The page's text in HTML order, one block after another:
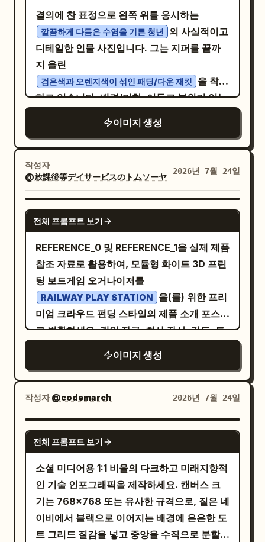
기를 뺀다. 참고 사항 추가: "※살짝 단단하게
익히는 것이 포인트!". 조리 과정 블록: 주황색
리본 헤더 "作り方". 일본어 조리 설명이 포함
된 7개의 주황색 번호 원을 표시하세요: 1) 양배
추는 큼직하게 썰고, 피망은 세로로 한입 크기
로 채 썬다. 마늘은 얇게 슬라이스한다. 2) 프라
이팬에 식용유를 두르고 중불에서 마늘을 볶는
다. 향이 올라오면 감자를 넣고 노릇해질 때까
지 볶는다. 3) 피망을 넣고 가볍게 볶는다. 4)
양배추를 넣고 강한 중불에서 아삭함이 살아있
도록 볶는다. 5) 닭고기 육수 분말을 넣고 전체
적으로 잘 섞으며 볶는다. 6) 간장을 냄비 가장
자리에 둘러 넣고 빠르게 섞는다. 참기름을 둘
러 풍미를 더한다. 7) 소금과 후추로 간을 맞추
고 전체적으로 가볍게 섞어 완성! 이 블록 오른
쪽 하단 근처에 야채가 튀어 오르는 작은 프라
이팬 일러스트와 손글씨 메모 "強火でサッと
炒めてシャキッ！"(강불에 빠르게 볶아 아삭
하게!)를 추가하세요. 조리 팁 블록: 반짝임 효
과가 있는 노란색-주황색 헤더 "スタミナを盛
る裏技". 주황색 체크 아이콘과 오른쪽에 작은
일러스트가 포함된 3개의 팁 행을 포함하세요:
1) "마늘은 '향을 충분히 내기'"(마늘 일러스
트), 2) "감자는 '노릇하게 굽기'"(감자 일러스
트), 3) "마무리 참기름으로 풍미 UP!"("참기
름" 라벨이 붙은 참기름 병 일러스트). 각 팁 아
래에 짧은 일본어 설명 텍스트를 사용하세요.
き方のメモ". "따뜻할 때 드세요! 밥도둑 반찬
으로 스태미나 만점♪" 텍스트와 3개의 녹색 체
크 불렛 포인트 포함: 1) 흰 쌀밥과 환상의 궁합!
2) 도시락 반찬으로도 최고! 3) 식어도 맛있어
“README_fr-FR.md”, “README_hi-
IN.md”, “README_it-IT.md”,
“README_ja-JP.md”, “README_ko-
KR.md”, “README_pt-BR.md”,
“README_pt-PT.md”, “README_th-
“README_vi-VN.md”, “README_zh-
TW.md”, “README_zh.md”,
“package.json”, “pnpm-lock.yaml” 파일
21개, 공간이 허용된다면 하단에
“README_zh.md”를 선택된 파일로 강조 표
시하세요. 상단 헤더 세부 정보: 이동 경로는
README_zh.md”로 표시합니다.
“Preview”, “Code”, “Blame” 탭/버튼과
“5872 lines (3723 loc) · 362 KB”와 유사한
메타데이터 텍스트를 포함하세요. 오른쪽에는
“Raw” 및 작은 아이콘 버튼을 포함한 간결한
터 콘텐츠: 포스터는 Meta Quest 3
깔끔한 제품 분해 인포그래픽입니다. 부드러운
파스텔 라벤더-블루 배경, 왼쪽 상단에 Meta
인피니티 로고와 “Meta Quest 3” 타이틀, 그
아래에 일본어 부제목 텍스트, 그리고 VR 헤드
모습입니다. 위에서 아래로 정확히 9개의 주요
구성 요소 레이어를 배치하세요: 1 흰색 곡선 전
면 페이스플레이트, 2 주변에 떠 있는 작은 센
서/카메라 모듈, 3 검은색 내부 프레임, 4
Snapdragon XR2 Gen 2 라벨이 붙은 중앙 메
인보드, 5 듀얼 팬케이크 렌즈 어셈블리, 6 측
인터페이스 전체에 일본어 UI 레이블을 사용하
세요. 상단 제목 영역의 파일 이름은
Udemy_Power-Automate-Basic-
Material.pptx
로 표시하고, 그 뒤에 일본어 최종 업데이트 메
모와 시간을 기재하세요. 상단 리본에는 파일,
홈, 삽입, 그리기, 디자인, 전환, 애니메이션, 슬
라이드 쇼, 기록, 검토, 보기, 도움말과 같은 일
PowerPoint, Designer, Claude, Teams 프
레젠테이션, 공유를 위한 추가 기능 버튼이 있
어야 합니다. 왼쪽 썸네일 스트립: 1번부터 8번
까지 번호가 매겨진 8개의 슬라이드 썸네일을
표시합니다. 1번 슬라이드는 주황색 테두리로
선택되어 있으며 메인 캔버스와 동일한 어두운
표지 슬라이드입니다. 2번 슬라이드는 청록색
의제/개요 슬라이드입니다. 3번 슬라이드는 녹
색 다이어그램 요소와 두 명의 일러스트 인물이
있는 흰색 프로세스/워크플로 슬라이드입니다.
4번 슬라이드는 3개의 가로 목록 행이 있는 흰
색 슬라이드입니다. 5번 슬라이드는 파란색 인
터페이스 스크린샷과 화살표가 있는 흰색 슬라
린샷과 콜아웃 상자가 있는 흰색 슬라이드입니
다. 7번 슬라이드는 다채로운 카드 행과 아이콘
일러스트가 있는 흰색 슬라이드입니다. 8번 슬
라이드는 순서도 형태의 스크린샷과 청록색 콜
아웃이 있는 흰색 슬라이드입니다. 메인 슬라
이드: 야간 건축 장면 위에 검은색에서 남색으
로 이어지는 오버레이를 씌운 어두운 영화적 느
낌의 표지 슬라이드를 만드세요. 오른쪽에는
빛나는 현대식 적층 유리 건물, 안개 낀 분위기,
아래쪽의 통로와 작은 보행자들, 오른쪽 하단
결의에 찬 표정으로 왼쪽 위를 응시하는
깔끔하게 다듬은 수염을 기른 청년
의 사실적이고
디테일한 인물 사진입니다. 그는 지퍼를 끝까
지 올린
검은색과 오렌지색이 섞인 패딩/다운 재킷
을 착용
하고 있습니다. 배경/미학: 어둡고 분위기 있는
특징은 피사체 뒤 중앙에 위치한 거대한
빛나는 네온 오렌지색 Nike 스우시 로고 외곽선 입
니다. 강렬한 오렌지색 키 라이트가 남성의 얼
굴, 목, 어깨 윗부분을 비추며 극적인 대비를 만
들어냅니다. 시각적 요소: 어두운 배경 위로 떠
(Heads-Up Display) 요소들이 피사체 주변에
오버레이되어 있습니다. 포함된 요소는 다음과
같습니다: 왼쪽 상단의 데이터 판독값, 그래프
및 타겟 조준선. 오른쪽 상단 작은 스우시 로고
주변의 미니멀한 진행률 표시줄/로딩 그래픽.
오른쪽 하단의 막대 그래프/데이터 시각화. 스
타일/기법: 시네마틱, 고대비 조명, 볼류메트릭
(Sony a7R V 또는 Arri 등)로 촬영, 깊은 피사
계 심도, 사이버펑크 또는 스포츠 광고 스타일
에서 영감을 받음. 부정 프롬프트(품질 및 초점
유지): 저해상도, 흐릿함, 텍스트, 워터마크, 만
화, 잘못된 해부학적 구조, 기형적인 손, 여분의
손가락, 노이즈, 과도하게 채도 높은 색감, 3:4
비율.
이미지 생성
작성자
@放課後等デイサービスのトムソーヤ
2026년 7월 24일
GPT IMAGE 2
전체 프롬프트 보기
REFERENCE_0 및 REFERENCE_1을 실제 제품
참조 자료로 활용하여, 모듈형 화이트 3D 프린
팅 보드게임 오거나이저를
RAILWAY PLAY STATION
을(를) 위한 프리
미엄 크라우드 펀딩 스타일의 제품 소개 포스터
로 변환하세요. 개인 자금, 회사 자산, 카드, 토
식 모듈형 트레이라는 핵심 콘셉트는 유지하
되, 단순한 흰색 프로토타입이 아닌 고급스러
운 다크 가죽과 황동 소재의 테이블탑 액세서리
스타일로 시각적 디자인을 재구성하세요. 캔버
스 및 스타일: 따뜻한 어두운 톤의 테이블 위에
16:9 비율의 가로형 제품 보드를 구성하세요.
영화 같은 얕은 피사계 심도, 고풍스러운 철도
및 임원용 책상 분위기, 검은색 가죽 질감, 금색
테두리, 세피아 조명, 고급 카탈로그 디자인을
적용하세요. 우아한 세리프 영문 헤드라인 타
이포그래피와 작은 일본어 설명 문구를 사용하
이미지 생성
작성자@codemarch 2026년 7월 24일
GPT IMAGE 2
전체 프롬프트 보기
소셜 미디어용 1:1 비율의 다크하고 미래지향적
인 기술 인포그래픽을 제작하세요. 캔버스 크
기는 768x768 또는 유사한 규격으로, 짙은 네
이비에서 블랙으로 이어지는 배경에 은은한 도
트 그리드 질감을 넣고 중앙을 수직으로 분할합